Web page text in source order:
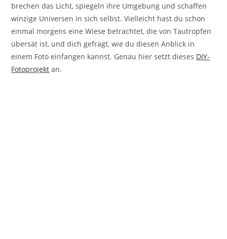
brechen das Licht, spiegeln ihre Umgebung und schaffen
winzige Universen in sich selbst. Vielleicht hast du schon
einmal morgens eine Wiese betrachtet, die von Tautropfen
übersät ist, und dich gefragt, wie du diesen Anblick in
einem Foto einfangen kannst. Genau hier setzt dieses DIY-
Fotoprojekt an.